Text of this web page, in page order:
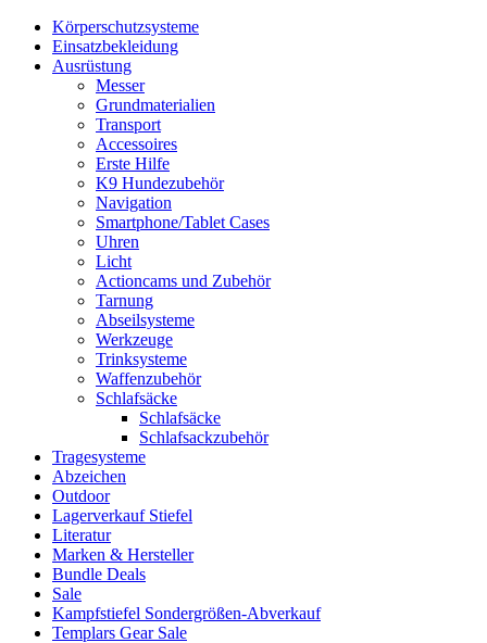
Körperschutzsysteme
Einsatzbekleidung
Ausrüstung
Messer
Grundmaterialien
Transport
Accessoires
Erste Hilfe
K9 Hundezubehör
Navigation
Smartphone/Tablet Cases
Uhren
Licht
Actioncams und Zubehör
Tarnung
Abseilsysteme
Werkzeuge
Trinksysteme
Waffenzubehör
Schlafsäcke
Schlafsäcke
Schlafsackzubehör
Tragesysteme
Abzeichen
Outdoor
Lagerverkauf Stiefel
Literatur
Marken & Hersteller
Bundle Deals
Sale
Kampfstiefel Sondergrößen-Abverkauf
Templars Gear Sale